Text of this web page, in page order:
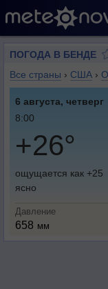
ПОГОДА В БЕНДЕ
Все страны › США ›
6 августа, четверг
8:00
+26°
ощущается как +25
ясно
Давление
658 мм